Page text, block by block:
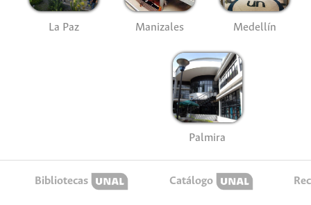
La Paz Manizales Medellín
Palmira
Bibliotecas Catálogo